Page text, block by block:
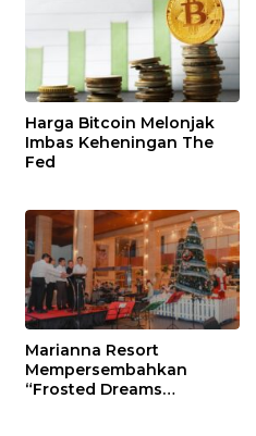
Harga Bitcoin Melonjak
Imbas Keheningan The
Fed
Marianna Resort
Mempersembahkan
“Frosted Dreams